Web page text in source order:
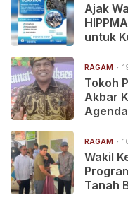
Ajak
untuk
RAGAM
Tokoh
Akbar
RAGAM
Wakil
Tanah